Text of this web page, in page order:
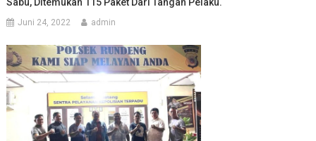
Juni 24, 2022 admin